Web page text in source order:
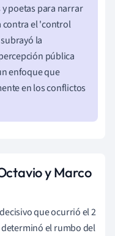
poetas para narrar
contra el 'control
la
pública
enfoque que
en los conflictos
y Marco
que ocurrió el 2
determinó el rumbo del